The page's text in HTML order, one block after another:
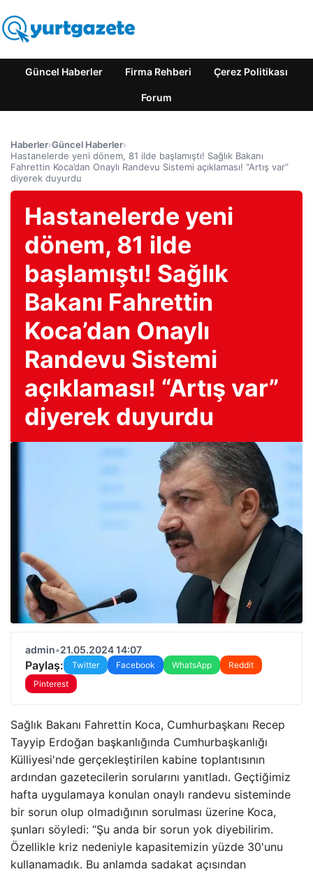
Güncel Haberler Firma Rehberi Çerez Politikası
Forum
Haberler›Güncel Haberler›
Hastanelerde yeni dönem, 81 ilde başlamıştı! Sağlık Bakanı
Fahrettin Koca’dan Onaylı Randevu Sistemi açıklaması! “Artış var”
diyerek duyurdu
Hastanelerde yeni
dönem, 81 ilde
başlamıştı! Sağlık
Bakanı Fahrettin
Koca’dan Onaylı
Randevu Sistemi
açıklaması! “Artış var”
diyerek duyurdu
admin•21.05.2024 14:07
Paylaş: Twitter Facebook WhatsApp
Reddit
Pinterest
Sağlık Bakanı Fahrettin Koca, Cumhurbaşkanı Recep
Tayyip Erdoğan başkanlığında Cumhurbaşkanlığı
Külliyesi'nde gerçekleştirilen kabine toplantısının
ardından gazetecilerin sorularını yanıtladı. Geçtiğimiz
hafta uygulamaya konulan onaylı randevu sisteminde
bir sorun olup olmadığının sorulması üzerine Koca,
şunları söyledi: “Şu anda bir sorun yok diyebilirim.
Özellikle kriz nedeniyle kapasitemizin yüzde 30'unu
kullanamadık. Bu anlamda sadakat açısından